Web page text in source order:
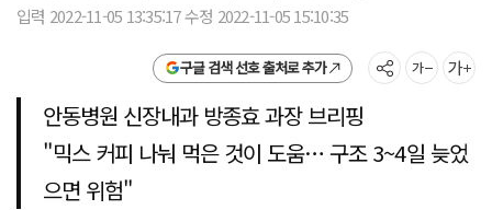
입력 2022-11-05 13:35:17 수정 2022-11-05 15:10:35
구글 검색 선호 출처로 추가
안동병원 신장내과 방종효 과장 브리핑
"믹스 커피 나눠 먹은 것이 도움… 구조 3~4일 늦었
으면 위험"